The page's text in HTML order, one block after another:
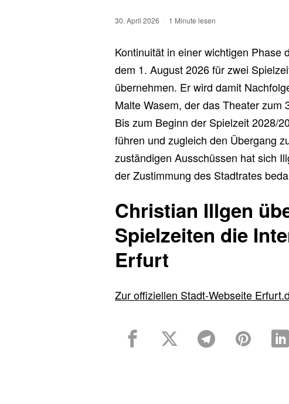
30. April 2026 1 Minute lesen
Kontinuität in einer wichtigen Phase
dem 1. August 2026 für zwei
übernehmen. Er wird damit
Malte Wasem, der das Theater zum
Bis zum Beginn der Spielzeit 2028/
führen und zugleich den Übergang
zuständigen Ausschüssen hat sich
der Zustimmung des Stadtrates
Christian Illgen
Spielzeiten die
Erfurt
Zur offiziellen Stadt-Webseite